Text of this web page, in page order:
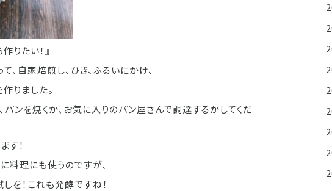
りたい！』
自家焙煎し、ひき、ふるいにかけ、
りました。
パンを焼くか、お気に入りのパン屋さんで調達するかしてくだ
す！
料理にも使うのですが、
を！これも発酵ですね！